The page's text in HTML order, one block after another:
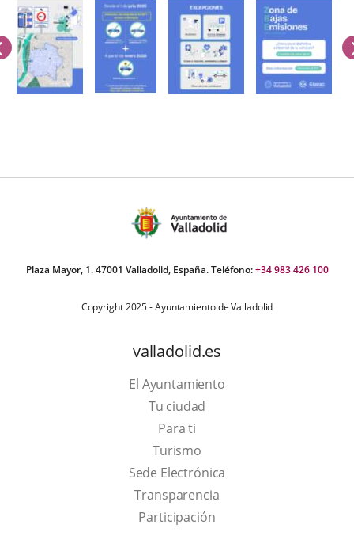
previus
Plaza Mayor, 1. 47001 Valladolid, España. Teléfono:+34 983 426 100
Copyright 2025 - Ayuntamiento de Valladolid
valladolid.es
El Ayuntamiento
Tu ciudad
Para ti
TurismoThis
link
will
open
Sede Electrónica
Transparencia
Participación